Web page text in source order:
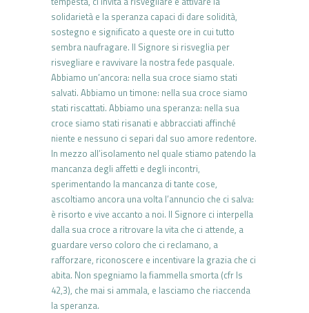
solidarietà e la speranza capaci di dare solidità,
sostegno e significato a queste ore in cui tutto
sembra naufragare. Il Signore si risveglia per
risvegliare e ravvivare la nostra fede pasquale.
Abbiamo un’ancora: nella sua croce siamo stati
salvati. Abbiamo un timone: nella sua croce siamo
stati riscattati. Abbiamo una speranza: nella sua
croce siamo stati risanati e abbracciati affinché
niente e nessuno ci separi dal suo amore redentore.
In mezzo all’isolamento nel quale stiamo patendo la
mancanza degli affetti e degli incontri,
sperimentando la mancanza di tante cose,
ascoltiamo ancora una volta l’annuncio che ci salva:
è risorto e vive accanto a noi. Il Signore ci interpella
dalla sua croce a ritrovare la vita che ci attende, a
guardare verso coloro che ci reclamano, a
rafforzare, riconoscere e incentivare la grazia che ci
abita. Non spegniamo la fiammella smorta (cfr Is
42,3), che mai si ammala, e lasciamo che riaccenda
la speranza.